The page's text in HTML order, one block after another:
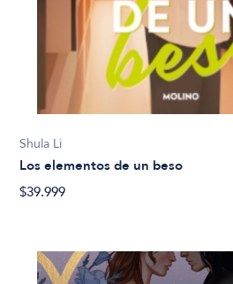
Shula Li
Los elementos de un beso
$39.999